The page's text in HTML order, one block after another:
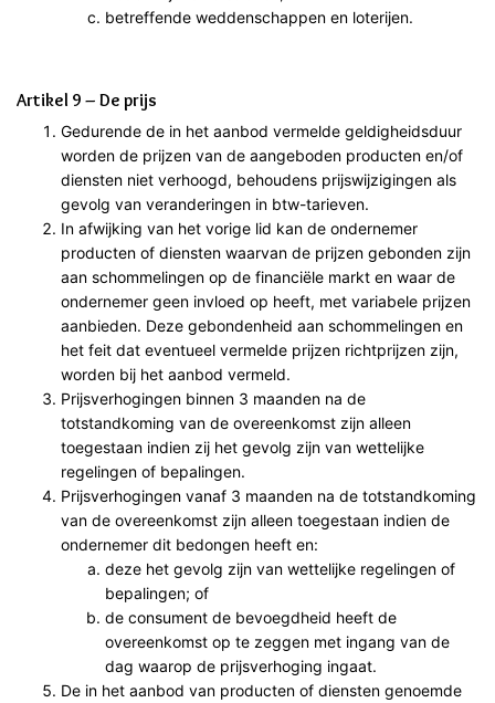
betreffende weddenschappen en loterijen.
Artikel 9 – De prijs
Gedurende de in het aanbod vermelde geldigheidsduur
worden de prijzen van de aangeboden producten en/of
diensten niet verhoogd, behoudens prijswijzigingen als
gevolg van veranderingen in btw-tarieven.
In afwijking van het vorige lid kan de ondernemer
producten of diensten waarvan de prijzen gebonden zijn
aan schommelingen op de financiële markt en waar de
ondernemer geen invloed op heeft, met variabele prijzen
aanbieden. Deze gebondenheid aan schommelingen en
het feit dat eventueel vermelde prijzen richtprijzen zijn,
worden bij het aanbod vermeld.
Prijsverhogingen binnen 3 maanden na de
totstandkoming van de overeenkomst zijn alleen
toegestaan indien zij het gevolg zijn van wettelijke
regelingen of bepalingen.
Prijsverhogingen vanaf 3 maanden na de totstandkoming
van de overeenkomst zijn alleen toegestaan indien de
ondernemer dit bedongen heeft en:
deze het gevolg zijn van wettelijke regelingen of
bepalingen; of
de consument de bevoegdheid heeft de
overeenkomst op te zeggen met ingang van de
dag waarop de prijsverhoging ingaat.
De in het aanbod van producten of diensten genoemde